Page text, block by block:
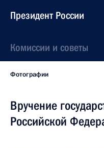
Президент России
Комиссии и советы
Фотографии
Вручение
Российской